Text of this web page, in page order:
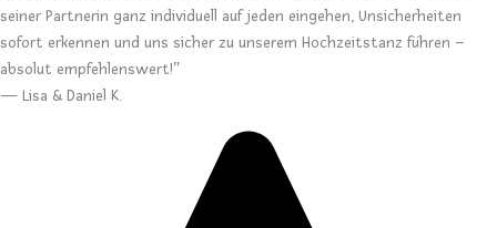
seiner Partnerin ganz individuell auf jeden eingehen, Unsicherheiten
sofort erkennen und uns sicher zu unserem Hochzeitstanz führen –
absolut empfehlenswert!"
— Lisa & Daniel K.